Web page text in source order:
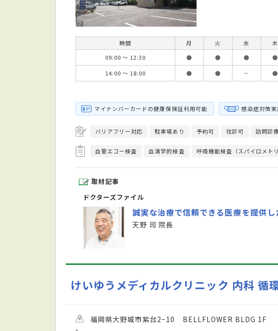
時間 月 火 水 木
09:00 ～ 12:30
● ● ● ●
14:00 ～ 18:00
● ● － ●
マイナンバーカードの健康保険証利用可能 感染症対策実
バリアフリー対応 駐車場あり 予約可 往診可 訪問診
血管エコー検査 血清学的検査 呼吸機能検査（スパイロメトリ
取材記事
ドクターズファイル
誠実な治療で信頼できる医療を提供し
天野 司 院長
けいゆうメディカルクリニック 内科 循
福岡県大野城市紫台2−10 BELLFLOWER BLDG 1F